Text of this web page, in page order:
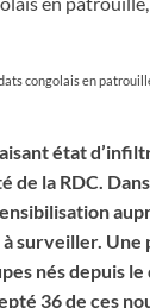
congolais en
état
de la RDC.
surveiller. Une
nés depuis
36 de ces